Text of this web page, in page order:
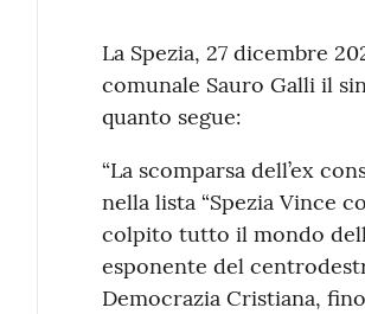
Contenuto
La Spezia, 27 dicembre
comunale Sauro Galli il
quanto segue:
“La scomparsa dell’ex
nella lista “Spezia Vince
colpito tutto il mondo
esponente del
Democrazia Cristiana,